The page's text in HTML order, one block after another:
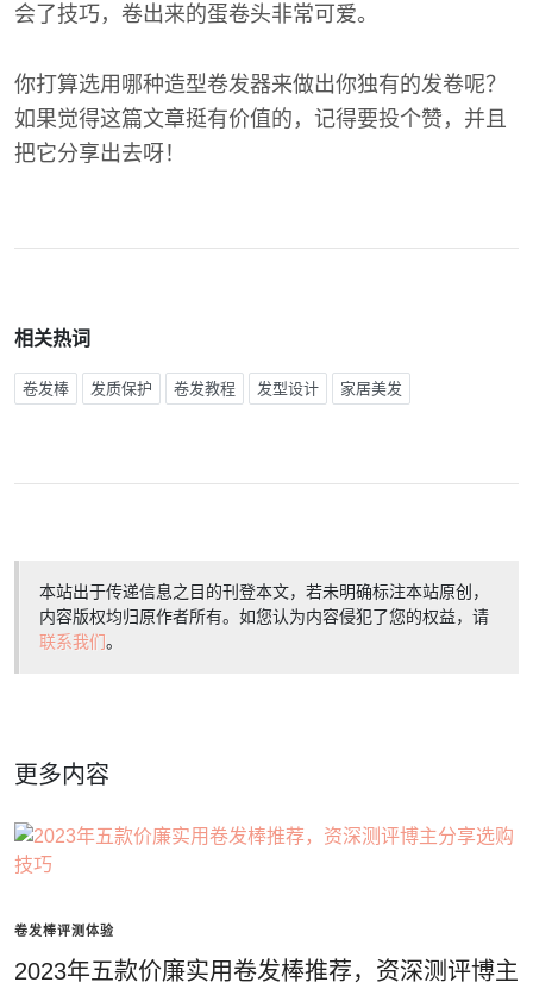
会了技巧，卷出来的蛋卷头非常可爱。
你打算选用哪种造型卷发器来做出你独有的发卷呢？
如果觉得这篇文章挺有价值的，记得要投个赞，并且
把它分享出去呀！
相关热词
卷发棒 发质保护 卷发教程 发型设计 家居美发
本站出于传递信息之目的刊登本文，若未明确标注本站原创，
内容版权均归原作者所有。如您认为内容侵犯了您的权益，请
联系我们。
更多内容
卷发棒评测体验
2023年五款价廉实用卷发棒推荐，资深测评博主